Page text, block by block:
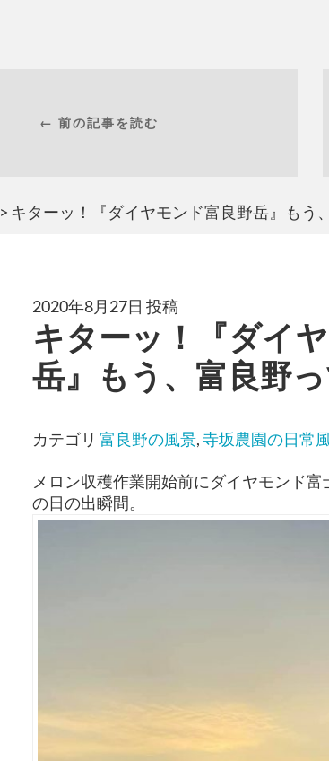
← 前の記事を読む
> キターッ！『ダイヤモンド富良野岳』もう
2020年8月27日 投稿
キターッ！『ダイ
岳』もう、富良野っ
カテゴリ 富良野の風景,寺坂農園の日常
メロン収穫作業開始前にダイヤモンド
の日の出瞬間。